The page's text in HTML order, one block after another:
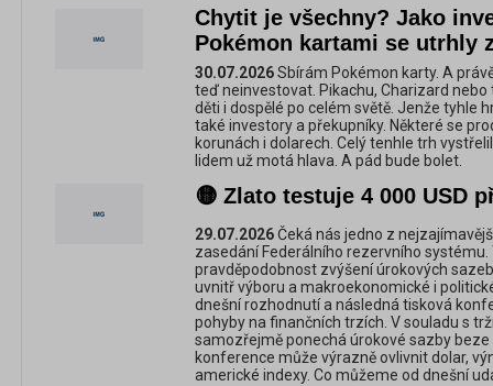
Chytit je všechny? Jako
Pokémon kartami se utrhly
30.07.2026Sbírám Pokémon karty. A
teď neinvestovat. Pikachu, Charizard
děti i dospělé po celém světě. Jenže tyhle
také investory a překupníky. Některé se
korunách i dolarech. Celý tenhle trh
lidem už motá hlava. A pád bude bolet.
🟡 Zlato testuje 4 000 USD
29.07.2026Čeká nás jedno z
zasedání Federálního rezervního systému.
pravděpodobnost zvýšení úrokových
uvnitř výboru a makroekonomické i
dnešní rozhodnutí a následná tisková
pohyby na finančních trzích. V souladu s
samozřejmě ponechá úrokové sazby
konference může výrazně ovlivnit dolar,
americké indexy. Co můžeme od dnešní